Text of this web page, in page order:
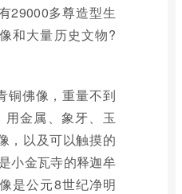
29000多尊造型生
和大量历史文物?
铜佛像，重量不到
金属、象牙、玉
，以及可以触摸的
小金瓦寺的释迦牟
是公元8世纪净明